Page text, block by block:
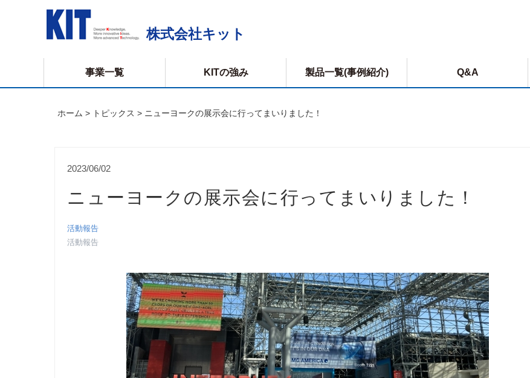
株式会社キット
事業一覧 KITの強み 製品一覧(事例紹介)
IBC
IBCリフター 洗浄ノズルと関連システム
Q&A
トピックス
ホーム > トピックス > ニューヨークの展示会に行ってまいりました！
2023/06/02
ニューヨークの展示会に行ってまいりました！
活動報告
活動報告